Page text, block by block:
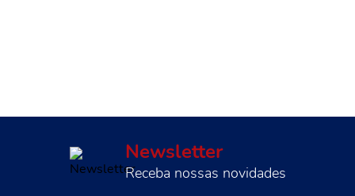
Newsletter
Receba nossas novidades